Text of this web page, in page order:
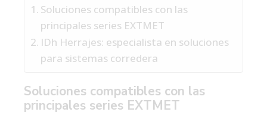
Soluciones compatibles con las
principales series EXTMET
IDh Herrajes: especialista en soluciones
para sistemas corredera
Soluciones compatibles con las
principales series EXTMET